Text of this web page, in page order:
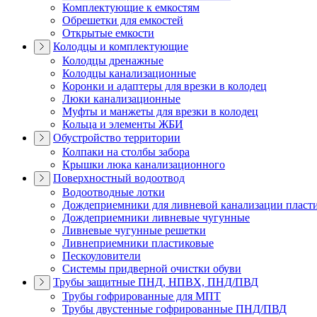
Комплектующие к емкостям
Обрешетки для емкостей
Открытые емкости
Колодцы и комплектующие
Колодцы дренажные
Колодцы канализационные
Коронки и адаптеры для врезки в колодец
Люки канализационные
Муфты и манжеты для врезки в колодец
Кольца и элементы ЖБИ
Обустройство территории
Колпаки на столбы забора
Крышки люка канализационного
Поверхностный водоотвод
Водоотводные лотки
Дождеприемники для ливневой канализации
Дождеприемники ливневые чугунные
Ливневые чугунные решетки
Ливнеприемники пластиковые
Пескоуловители
Системы придверной очистки обуви
Трубы защитные ПНД, НПВХ, ПНД/ПВД
Трубы гофрированные для МПТ
Трубы двустенные гофрированные ПНД/ПВД